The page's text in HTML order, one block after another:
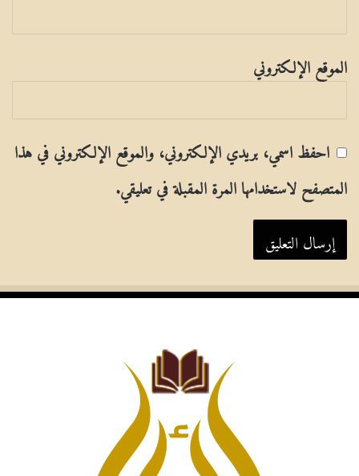
الموقع الإلكتروني
احفظ اسمي، بريدي الإلكتروني، والموقع الإلكتروني في هذا
المتصفح لاستخدامها المرة المقبلة في تعليقي.